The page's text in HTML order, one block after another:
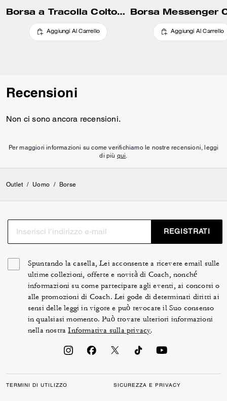
Borsa a Tracolla Colton 25
Aggiungi Al Carrello Aggiungi Al Carrello
Recensioni
Non ci sono ancora recensioni.
Per maggiori informazioni su come verifichiamo le nostre recensioni, leggi
di più qui.
Outlet / Uomo / Borse
REGISTRATI
Spuntando la casella, Lei acconsente a ricevere email sulle
ultime collezioni, offerte e novità di Coach, nonché
informazioni su come partecipare agli eventi, ai concorsi o
alle promozioni di Coach. Lei gode di determinati diritti ai
sensi delle leggi in vigore e può revocare il Suo consenso
in qualsiasi momento. Può trovare ulteriori informazioni
nella nostraInformativa sulla privacy.
TERMINI DI UTILIZZO SICUREZZA E PRIVACY